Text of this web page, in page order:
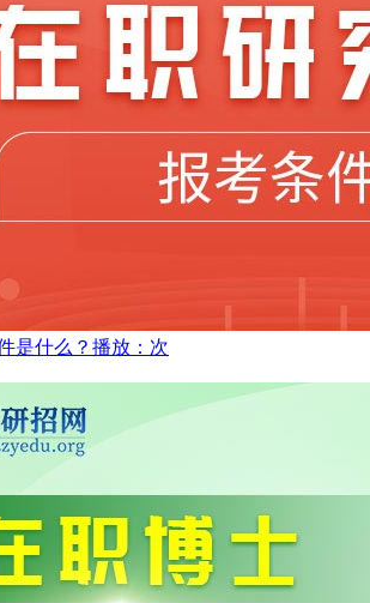
是什么？ 播放：次